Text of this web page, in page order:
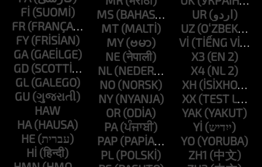
FI
FR
FY
GA
GD
GL
GU
HAW
HA
HE
HI
MS
MT
MY
NE
NL
NO
NY
OR
PA
PAP
PL
UR
UZ
VI
X3
X4
XH
XX
YAK
YI
YO
ZH1